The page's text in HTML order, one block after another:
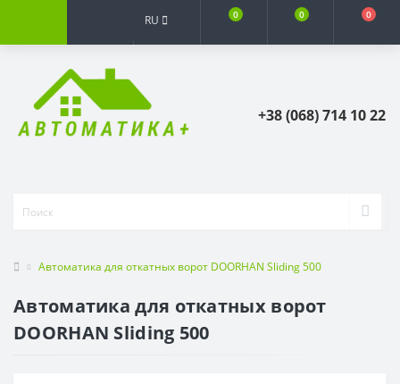
RU 0 0 0
+38 (068) 714 10 22
Автоматика для откатных ворот DOORHAN Sliding 500
Автоматика для откатных ворот
DOORHAN Sliding 500